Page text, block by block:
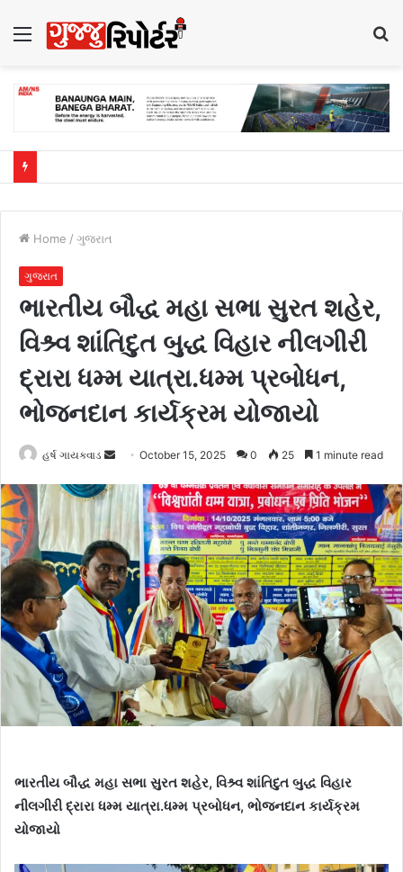
Menu
Home / ગુજરાત
ગુજરાત
ભારતીય બૌદ્ધ મહા સભા સુરત શહેર,
વિશ્ર્વ શાંતિદુત બુદ્ધ વિહાર નીલગીરી
દ્રારા ધમ્મ યાત્રા.ધમ્મ પ્રબોધન,
ભોજનદાન કાર્યક્રમ યોજાયો
હર્ષ ગાયક્વાડ
a
n
e
m
a
i
l
October 15, 2025 0 25 1 minute read
ભારતીય બૌદ્ધ મહા સભા સુરત શહેર, વિશ્ર્વ શાંતિદુત બુદ્ધ વિહાર
નીલગીરી દ્રારા ધમ્મ યાત્રા.ધમ્મ પ્રબોધન, ભોજનદાન કાર્યક્રમ
યોજાયો